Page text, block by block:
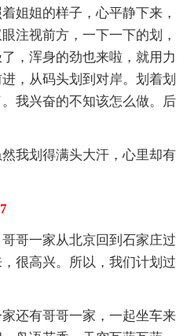
姐姐的样子，心平静下来，
注视前方，一下一下的划，
，浑身的劲也来啦，就用力
，从码头划到对岸。划着划
我兴奋的不知该怎么做。后
我划得满头大汗，心里却有
哥一家从北京回到石家庄过
很高兴。所以，我们计划过
还有哥哥一家，一起坐车来